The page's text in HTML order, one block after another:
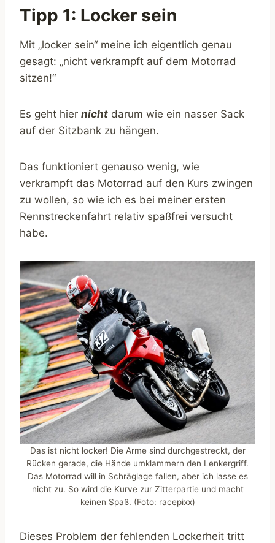
Tipp 1: Locker sein
Mit „locker sein“ meine ich eigentlich genau
gesagt: „nicht verkrampft auf dem Motorrad
sitzen!“
Es geht hier nicht darum wie ein nasser Sack
auf der Sitzbank zu hängen.
Das funktioniert genauso wenig, wie
verkrampft das Motorrad auf den Kurs zwingen
zu wollen, so wie ich es bei meiner ersten
Rennstreckenfahrt relativ spaßfrei versucht
habe.
Das ist nicht locker! Die Arme sind durchgestreckt, der
Rücken gerade, die Hände umklammern den Lenkergriff.
Das Motorrad will in Schräglage fallen, aber ich lasse es
nicht zu. So wird die Kurve zur Zitterpartie und macht
keinen Spaß. (Foto: racepixx)
Dieses Problem der fehlenden Lockerheit tritt